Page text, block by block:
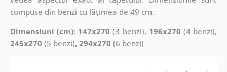
compuse din benzi cu lățimea de 49 cm.
Dimensiuni (cm): 147x270 (3 benzi), 196x270 (4 benzi),
245x270 (5 benzi), 294x270 (6 benzi)